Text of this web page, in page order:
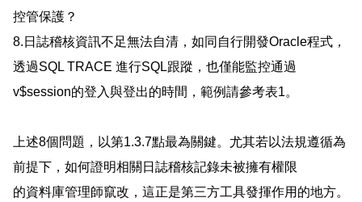
控管保護？
8. 日誌稽核資訊不足無法自清，如同自行開發Oracle程式，
透過SQL TRACE 進行SQL跟蹤，也僅能監控通過
v$session的登入與登出的時間，範例請參考表1。
上述8個問題，以第1.3.7點最為關鍵。尤其若以法規遵循為
前提下，如何證明相關日誌稽核記錄未被擁有權限
的資料庫管理師竄改，這正是第三方工具發揮作用的地方。